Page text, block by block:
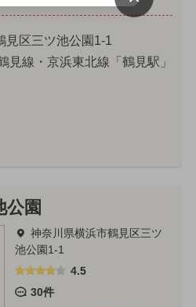
見区三ツ池公園1-1
見線・京浜東北線「鶴見駅」
公園
神奈川県横浜市鶴見区三ツ
池公園1-1
4.5
30件